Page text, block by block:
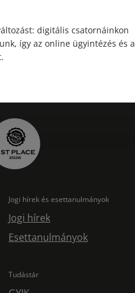
Jogi hírek és esettanulmányok
Jogi hírek
Esettanulmányok
Tudástár
digitális csatornáinkon
így az online ügyintézés és a